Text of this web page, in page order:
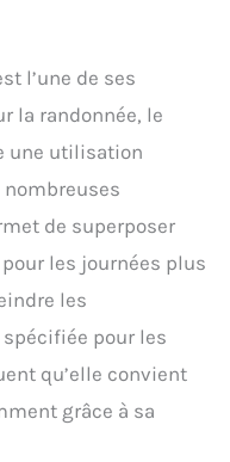
l’une de ses
la randonnée, le
une utilisation
nombreuses
de superposer
les journées plus
les
pour les
qu’elle convient
grâce à sa